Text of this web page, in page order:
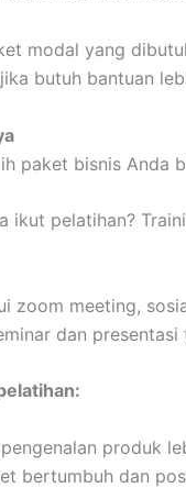
modal yang
butuh bantuan
paket bisnis Anda
ikut pelatihan?
zoom meeting,
dan presentasi
produk
bertumbuh dan